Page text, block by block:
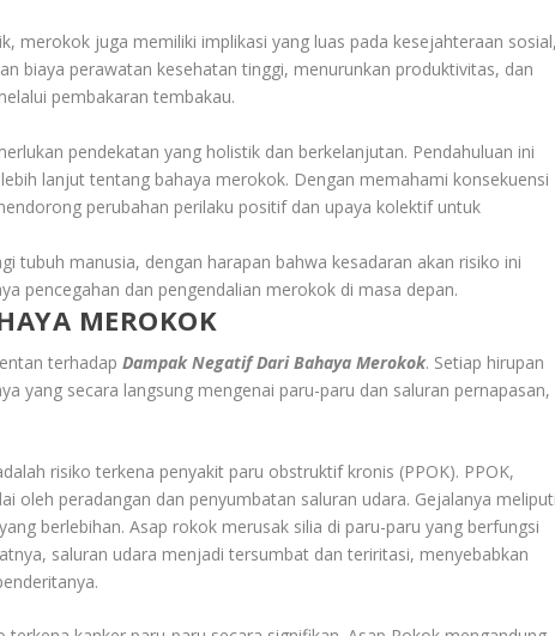
merokok juga memiliki implikasi yang luas pada kesejahteraan
biaya perawatan kesehatan tinggi, menurunkan produktivitas, dan
pembakaran tembakau.
pendekatan yang holistik dan berkelanjutan. Pendahuluan ini
lanjut tentang bahaya merokok. Dengan memahami konsekuensi
perubahan perilaku positif dan upaya kolektif untuk
tubuh manusia, dengan harapan bahwa kesadaran akan risiko ini
pencegahan dan pengendalian merokok di masa depan.
MEROKOK
terhadapDampak Negatif Dari Bahaya Merokok. Setiap hirupan
yang secara langsung mengenai paru-paru dan saluran pernapasan,
risiko terkena penyakit paru obstruktif kronis (PPOK). PPOK,
oleh peradangan dan penyumbatan saluran udara. Gejalanya
berlebihan. Asap rokok merusak silia di paru-paru yang berfungsi
saluran udara menjadi tersumbat dan teriritasi, menyebabkan